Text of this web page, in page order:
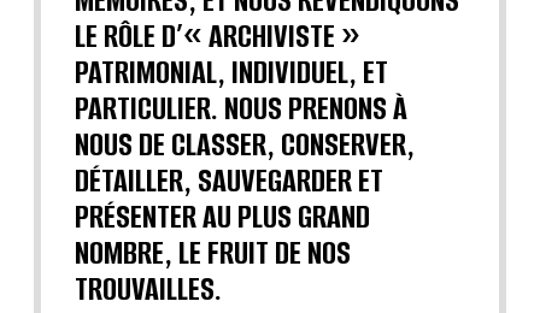
LE RÔLE D’« ARCHIVISTE »
PATRIMONIAL, INDIVIDUEL, ET
PARTICULIER. NOUS PRENONS À
NOUS DE CLASSER, CONSERVER,
DÉTAILLER, SAUVEGARDER ET
PRÉSENTER AU PLUS GRAND
NOMBRE, LE FRUIT DE NOS
TROUVAILLES.